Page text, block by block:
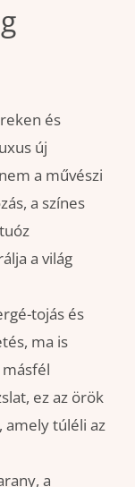
és
új
a művészi
a színes
a világ
tojás és
ma is
ez az örök
amely túléli az
a